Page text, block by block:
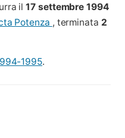
il17 settembre 1994
Potenza , terminata 2
1995.